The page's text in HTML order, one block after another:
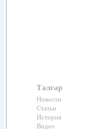
Талгар
Новости
Статьи
История
Видео